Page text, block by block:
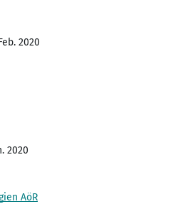
2020
2020
AöR